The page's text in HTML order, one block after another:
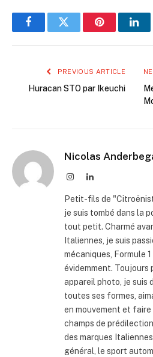
FacebookTwitter Pinterest
PREVIOUS ARTICLE
Huracan STO par Ikeuchi
Nicolas
InstagramLinkedIn
Petit-fils de
je suis tombé dans la
tout petit. Charmé
Italiennes, je suis
mécaniques, Formule
évidemment. Toujours
appareil photo, je suis
toutes ses formes,
en mouvement et faire
champs de
des marques
général, le sport